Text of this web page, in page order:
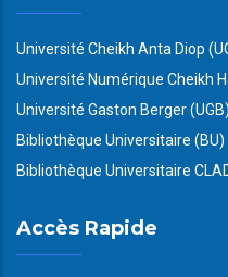
Université Cheikh Anta Diop
Université Numérique Cheikh
Université Gaston Berger (UGB)
Bibliothèque Universitaire (BU)
Bibliothèque Universitaire
Accès Rapide